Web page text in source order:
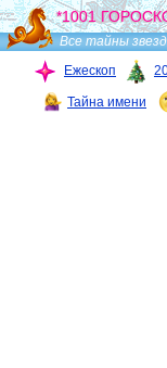
*1001
Все тайны
Ежескоп
Тайна имени